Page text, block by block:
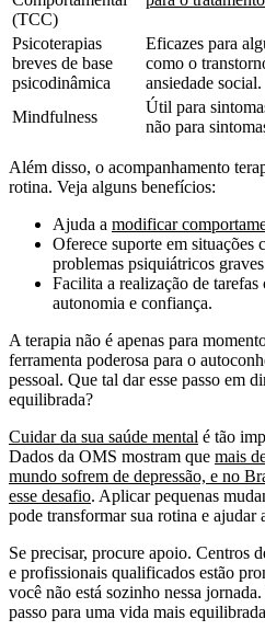
(TCC)
Psicoterapias
breves de base
psicodinâmica
Eficazes para
como o
ansiedade social.
Mindfulness
Útil para
não para
Além disso, o acompanhamento
rotina. Veja alguns benefícios:
Ajuda a modificar
Oferece suporte em situações
problemas psiquiátricos
Facilita a realização de
autonomia e confiança.
A terapia não é apenas para
ferramenta poderosa para o
pessoal. Que tal dar esse passo em
equilibrada?
Cuidar da sua saúde mental é tão
Dados da OMS mostram que mais
mundo sofrem de depressão, e no
esse desafio. Aplicar pequenas
pode transformar sua rotina e ajudar
Se precisar, procure apoio. Centros
e profissionais qualificados estão
você não está sozinho nessa
passo para uma vida mais